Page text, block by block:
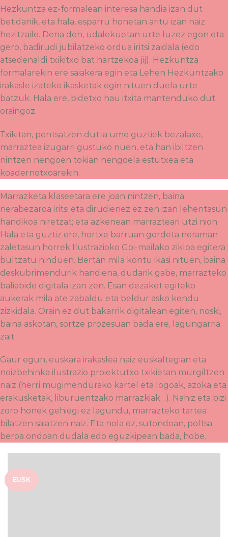
Hezkuntza ez-formalean interesa handia izan dut
betidanik, eta hala, esparru honetan aritu izan naiz
hezitzaile. Dena den, udalekuetan urte luzez egon eta
gero, badirudi jubilatzeko ordua iritsi zaidala (edo
atsedenaldi txikitxo bat hartzekoa jij). Hezkuntza
formalarekin ere saiakera egin eta Lehen Hezkuntzako
irakasle izateko ikasketak egin nituen duela urte
batzuk. Hala ere, bidetxo hau itxita mantenduko dut
oraingoz.
Txikitan, pentsatzen dut ia ume guztiek bezalaxe,
marraztea izugarri gustuko nuen, eta han ibiltzen
nintzen nengoen tokian nengoela estutxea eta
koadernotxoarekin.
Marrazketa klaseetara ere joan nintzen, baina
nerabezaroa iritsi eta dirudienez ez zen izan lehentasun
handikoa niretzat; eta azkenean marrazteari utzi nion.
Hala eta guztiz ere, hortxe barruan gordeta neraman
zaletasun horrek Ilustrazioko Goi-mailako zikloa egitera
bultzatu ninduen. Bertan mila kontu ikasi nituen, baina
deskubrimendurik handiena, dudarik gabe, marrazteko
baliabide digitala izan zen. Esan dezaket egiteko
aukerak mila ate zabaldu eta beldur asko kendu
zizkidala. Orain ez dut bakarrik digitalean egiten, noski,
baina askotan, sortze prozesuan bada ere, lagungarria
zait.
Gaur egun, euskara irakaslea naiz euskaltegian eta
noizbehinka ilustrazio proiektutxo txikietan murgiltzen
naiz (herri mugimendurako kartel eta logoak, azoka eta
erakusketak, liburuentzako marrazkiak…). Nahiz eta bizi
zoro honek gehiegi ez lagundu, marrazteko tartea
bilatzen saiatzen naiz. Eta nola ez, sutondoan, poltsa
beroa ondoan dudala edo eguzkipean bada, hobe.
EUSK